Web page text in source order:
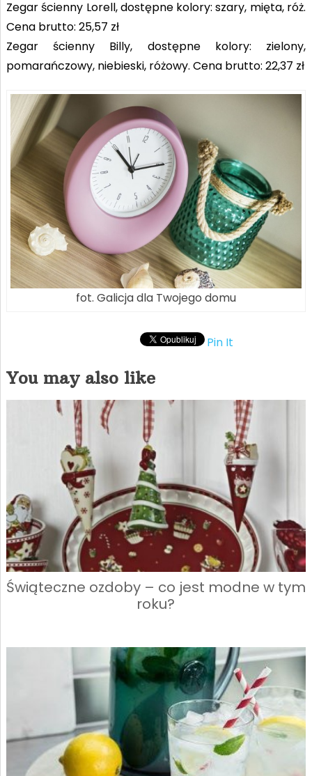
Zegar ścienny Lorell, dostępne kolory: szary, mięta, róż.
Cena brutto: 25,57 zł
Zegar ścienny Billy, dostępne kolory: zielony,
pomarańczowy, niebieski, różowy. Cena brutto: 22,37 zł
fot. Galicja dla Twojego domu
Pin It
You may also like
Świąteczne ozdoby – co jest modne w tym
roku?